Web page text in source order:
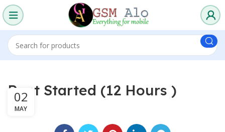
Rent Started (12 Hours )
02
MAY